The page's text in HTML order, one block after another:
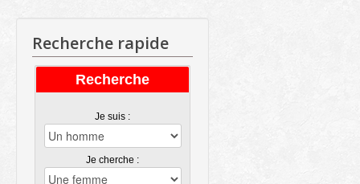
Recherche rapide
Recherche
Je suis :
Je cherche :